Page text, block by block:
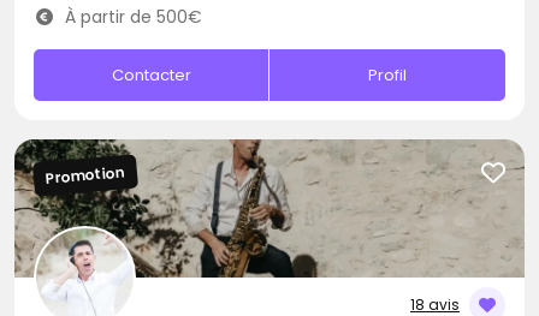
À partir de 500€
Contacter Profil
18 avis
Promotion